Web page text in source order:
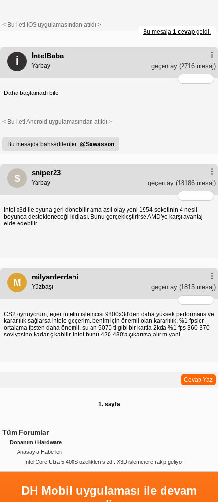
< Bu ileti iOS uygulamasından atıldı >
Bu mesaja 1 cevap geldi.
İ
İntelBaba
geçen ay (2716 mesaj)
Yarbay
Daha başlamadı bile
< Bu ileti Android uygulamasından atıldı >
Bu mesajda bahsedilenler: @Sawasson
S
sniper23
geçen ay (18186 mesaj)
Yarbay
Intel x3d ile oyuna geri dönebilir ama asıl olay yeni 1954 soketinin 4 nesil
boyunca destekleneceği iddiası. Bunu gerçekleştirirse AMD'ye karşı avantaj
elde edebilir.
M
milyarderdahi
geçen ay (1815 mesaj)
Yüzbaşı
CS2 oynuyorum, eğer intelin işlemcisi 9800x3d'den daha yüksek performans ve
kararlılık sağlarsa intele geçerim. benim için önemli olan kararlılık, %1 fpsler
ortalama fpsten daha önemli. şu an 5070 ti gibi bir kartla 2kda %1 fps 360-370
seviyesine kadar çıkabilir. intel bunu 420-430'a çıkarırsa alırım yani.
Cevap Yaz
1. sayfa
Tüm Forumlar
Donanım / Hardware
Anasayfa Haberleri
Intel Core Ultra 5 400S özellikleri sızdı: X3D işlemcilere rakip geliyor!
DH Mobil uygulaması ile devam